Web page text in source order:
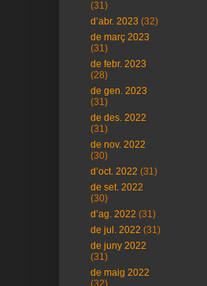
(31)
d’abr. 2023 (32)
de març 2023
(31)
de febr. 2023
(28)
de gen. 2023
(31)
de des. 2022
(31)
de nov. 2022
(30)
d’oct. 2022 (31)
de set. 2022
(30)
d’ag. 2022 (31)
de jul. 2022 (31)
de juny 2022
(31)
de maig 2022
(32)